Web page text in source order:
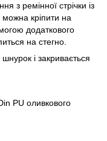
з ремінної стрічки із
кріпити на
додаткового
на стегно.
і закривається
PU оливкового